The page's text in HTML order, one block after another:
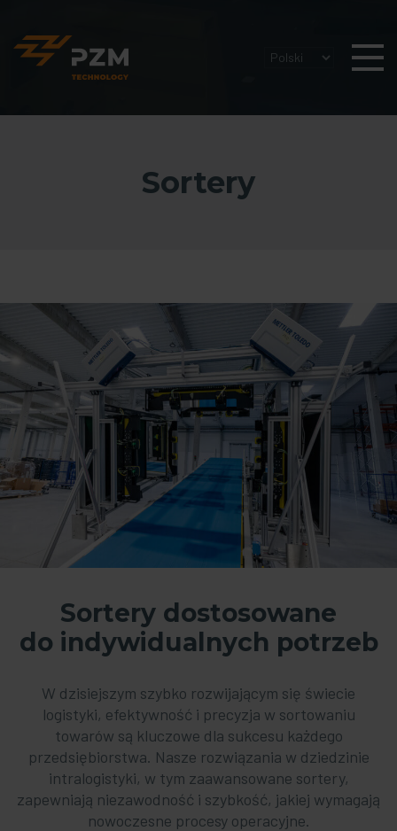
Sortery
Sortery dostosowane
do indywidualnych potrzeb
W dzisiejszym szybko rozwijającym się świecie
logistyki, efektywność i precyzja w sortowaniu
towarów są kluczowe dla sukcesu każdego
przedsiębiorstwa. Nasze rozwiązania w dziedzinie
intralogistyki, w tym zaawansowane sortery,
zapewniają niezawodność i szybkość, jakiej wymagają
nowoczesne procesy operacyjne.